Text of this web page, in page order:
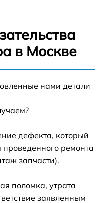
в Москве
нами детали
дефекта, который
проведенного ремонта
запчасти).
поломка, утрата
заявленным